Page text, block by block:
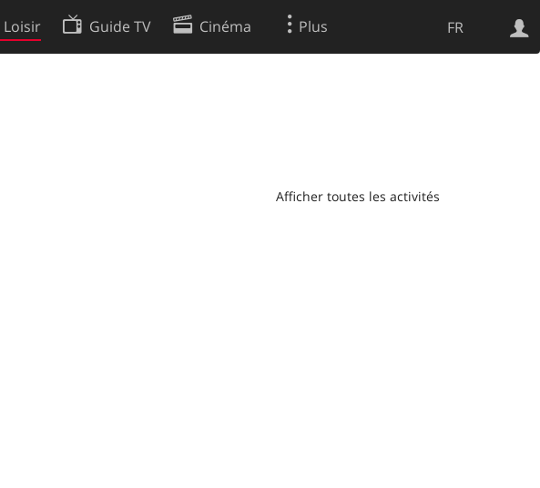
FR
Loisir Guide TV Cinéma Plus
Afficher toutes les activités